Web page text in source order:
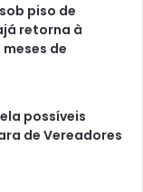
piso de
retorna à
de
possíveis
de Vereadores